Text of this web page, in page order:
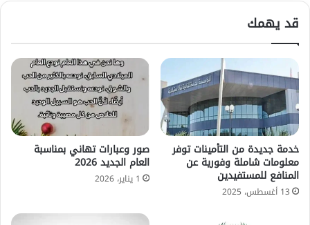
قد يهمك
خدمة جديدة من التأمينات توفر
معلومات شاملة وفورية عن
المنافع للمستفيدين
13 أغسطس، 2025
صور وعبارات تهاني بمناسبة
العام الجديد 2026
1 يناير، 2026